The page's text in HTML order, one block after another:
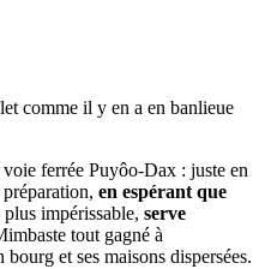
comme il y en a en banlieue
ferrée Puyôo-Dax : juste en
en espérant que
plus impérissable, serve
tout gagné à
et ses maisons dispersées.